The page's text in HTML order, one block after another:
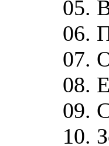
05.
06.
07.
08.
09.
10.